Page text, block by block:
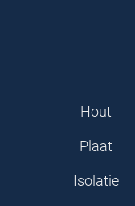
Hout
Plaat
Isolatie